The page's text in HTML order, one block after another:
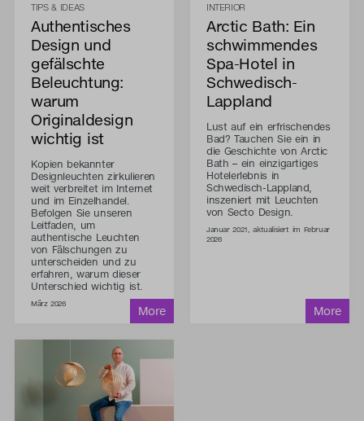
TIPS & IDEAS
Authentisches
Design und
gefälschte
Beleuchtung:
warum
Originaldesign
wichtig ist
Kopien bekannter
Designleuchten zirkulieren
weit verbreitet im Internet
und im Einzelhandel.
Befolgen Sie unseren
Leitfaden, um
authentische Leuchten
von Fälschungen zu
unterscheiden und zu
erfahren, warum dieser
Unterschied wichtig ist.
März 2026
INTERIOR
Arctic Bath: Ein
schwimmendes
Spa-Hotel in
Schwedisch-
Lappland
Lust auf ein erfrischendes
Bad? Tauchen Sie ein in
die Geschichte von Arctic
Bath – ein einzigartiges
Hotelerlebnis in
Schwedisch-Lappland,
inszeniert mit Leuchten
von Secto Design.
Januar 2021, aktualisiert im Februar
2026